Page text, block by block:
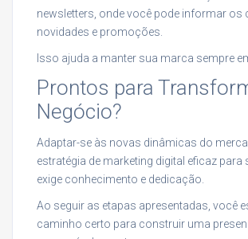
newsletters, onde você pode informar os
novidades e promoções.
Isso ajuda a manter sua marca sempre
Prontos para
Negócio?
Adaptar-se às novas dinâmicas do
estratégia de marketing digital eficaz para
exige conhecimento e dedicação.
Ao seguir as etapas apresentadas, você
caminho certo para construir uma